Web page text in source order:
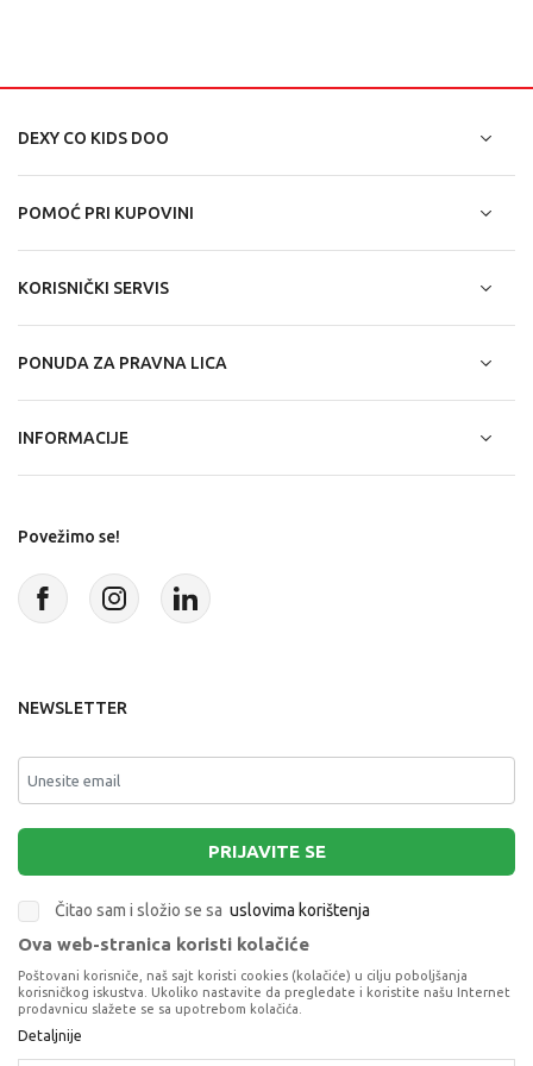
ASTRA HEMIJSKA OLOVKA 0.5 MM PISI BRISI
BLISTER
DEXY CO KIDS DOO
POMOĆ PRI KUPOVINI
KORISNIČKI SERVIS
PONUDA ZA PRAVNA LICA
INFORMACIJE
Povežimo se!
NEWSLETTER
PRIJAVITE SE
Čitao sam i složio se sa uslovima korištenja
Terms of Service
apply.
Ova web-stranica koristi kolačiće
Poštovani korisniče, naš sajt koristi cookies (kolačiće) u cilju poboljšanja
korisničkog iskustva. Ukoliko nastavite da pregledate i koristite našu Internet
prodavnicu slažete se sa upotrebom kolačića.
Detaljnije